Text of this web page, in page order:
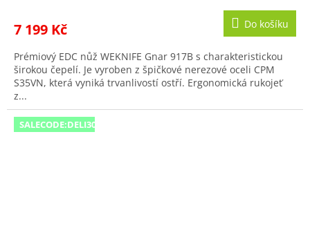
7 199 Kč Do košíku
Prémiový EDC nůž WEKNIFE Gnar 917B s charakteristickou
širokou čepelí. Je vyroben z špičkové nerezové oceli CPM
S35VN, která vyniká trvanlivostí ostří. Ergonomická rukojeť
z...
SALECODE:DELI300:300:fix:CZK